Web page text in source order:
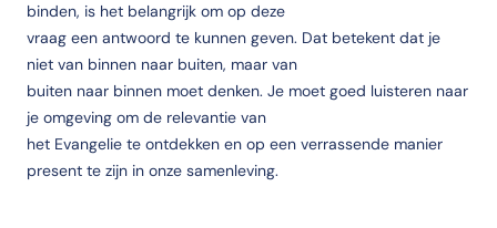
binden, is het belangrijk om op deze
vraag een antwoord te kunnen geven. Dat betekent dat je
niet van binnen naar buiten, maar van
buiten naar binnen moet denken. Je moet goed luisteren naar
je omgeving om de relevantie van
het Evangelie te ontdekken en op een verrassende manier
present te zijn in onze samenleving.